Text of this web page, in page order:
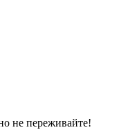
не переживайте!